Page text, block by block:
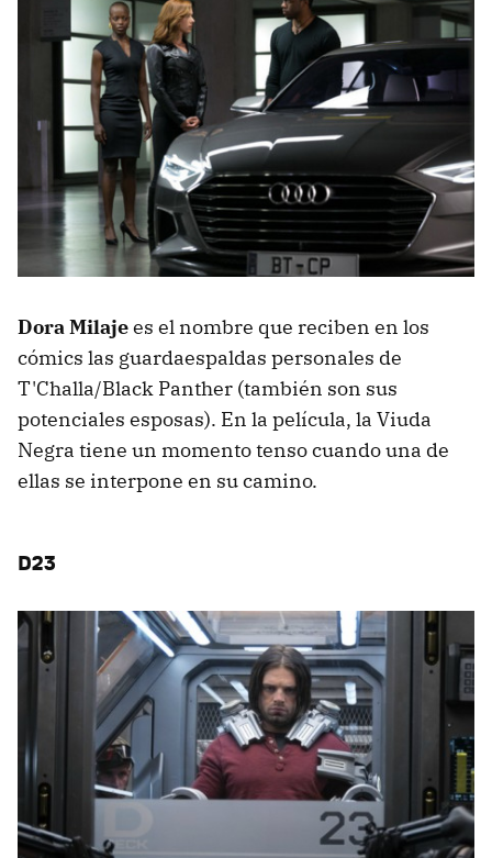
Dora Milajees el nombre que reciben en los
cómics las guardaespaldas personales de
T'Challa/Black Panther (también son sus
potenciales esposas). En la película, la Viuda
Negra tiene un momento tenso cuando una de
ellas se interpone en su camino.
D23